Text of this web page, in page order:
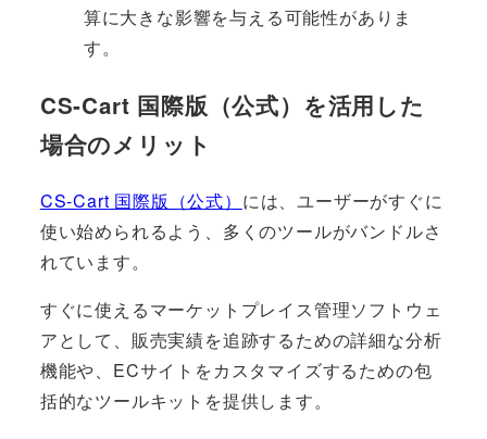
算に大きな影響を与える可能性がありま
す。
CS-Cart 国際版（公式）を活用した
場合のメリット
CS-Cart 国際版（公式） には、ユーザーがすぐに
使い始められるよう、多くのツールがバンドルさ
れています。
すぐに使えるマーケットプレイス管理ソフトウェ
アとして、販売実績を追跡するための詳細な分析
機能や、ECサイトをカスタマイズするための包
括的なツールキットを提供します。